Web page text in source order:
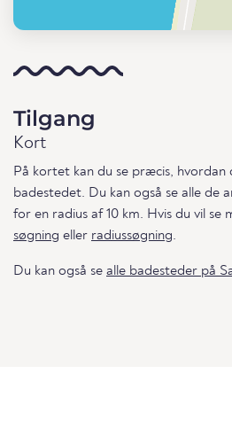
Tilgang
Kort
På kortet kan du se præcis, hvordan
badestedet. Du kan også se alle de
for en radius af 10 km. Hvis du vil se
søgning eller radiussøgning.
Du kan også se alle badesteder på